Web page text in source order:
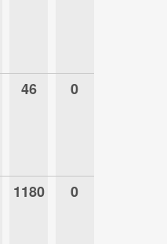
46 0
1180 0